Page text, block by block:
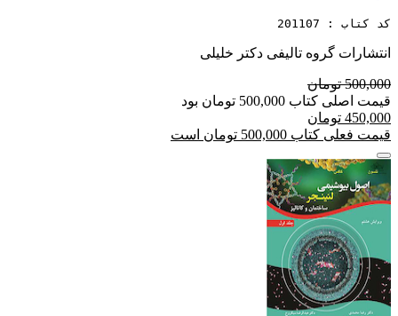
کد کتاب : 201107
انتشارات گروه تالیفی دکتر خلیلی
500,000 تومان
قیمت اصلی کتاب 500,000 تومان بود
450,000 تومان
قیمت فعلی کتاب 500,000 تومان است